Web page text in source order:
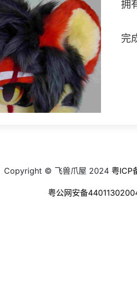
拥
完
Copyright © 飞兽爪屋 2024 粤ICP
粤公网安备